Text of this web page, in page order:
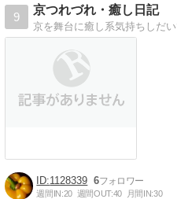
9
京つれづれ・癒し日記
京を舞台に癒し系気持ちしだ
1128339 6
週間IN:20 週間OUT:40 月間IN:30